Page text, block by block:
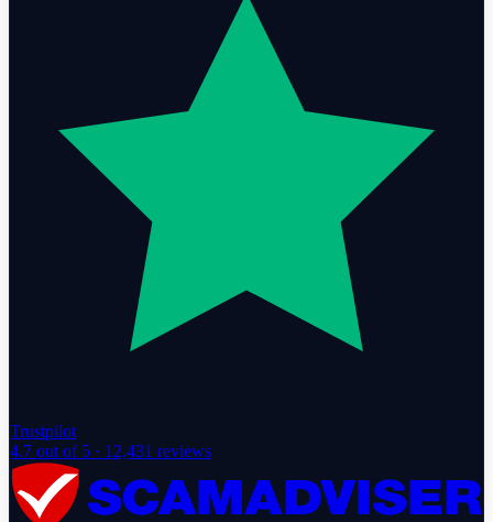
Trustpilot
4.7 out of 5 · 12,431 reviews